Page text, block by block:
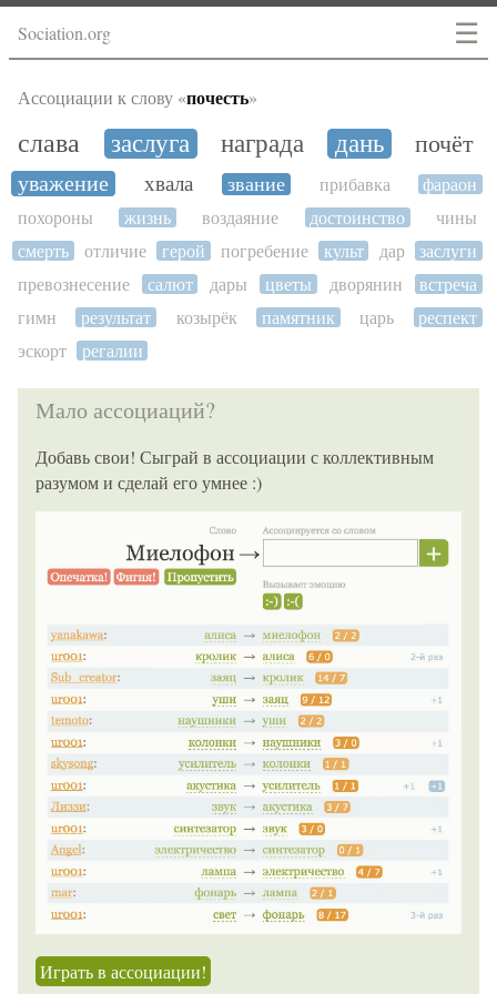
☰
Sociation.org
Ассоциации к слову «почесть»
слава заслуга награда дань почёт
уважение хвала звание прибавка
фараон
похороны
жизнь воздаяние достоинство
чины
смерть
отличие герой погребение культ дар
заслуги
превознесение
салют дары цветы дворянин
встреча
гимн
результат козырёк памятник царь
респект
эскорт
регалии
Мало ассоциаций?
Добавь свои! Сыграй в ассоциации с коллективным
разумом и сделай его умнее :)
Играть в ассоциации!